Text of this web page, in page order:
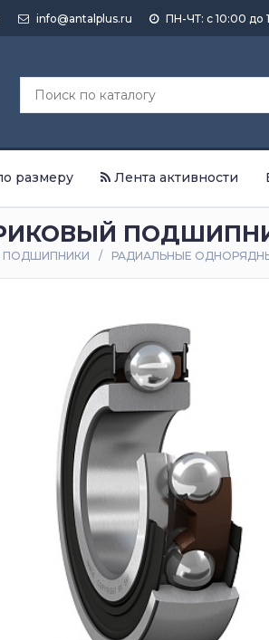
info@antalplus.ru ПН-ЧТ: с 10:00 до
размеру Лента активности
ПОДШИПНИК
ПОДШИПНИКИ РАДИАЛЬНЫЕ